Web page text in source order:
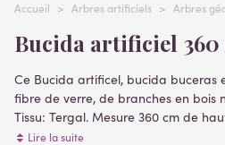
Accueil > Arbres artificiels > Arbres
Bucida artificiel 360
Ce Bucida artificel, bucida buceras
fibre de verre, de branches en bois
Tissu: Tergal. Mesure 360 cm de
envergure de 280 cm. Livré sur
Lire la suite